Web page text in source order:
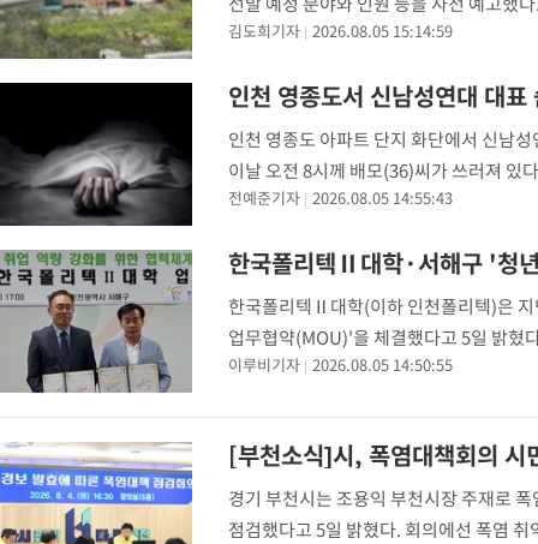
교 교사 1145명, 특수교사(유·초·중등)
김도희기자 2026.08.05 15:14:59
인천 영종도서 신남성연대 대표
인천 영종도 아파트 단지 화단에서 신남
이날 오전 8시께 배모(36)씨가 쓰러져 있
폐쇄회로(CC)TV 등을 토대로 범죄 혐의
전예준기자 2026.08.05 14:55:43
한국폴리텍Ⅱ대학·서해구 '청
한국폴리텍Ⅱ대학(이하 인천폴리텍)은
업무협약(MOU)'을 체결했다고 5일 밝혔
정을 지원하고, 지역사회를 이끌어갈 실
이루비기자 2026.08.05 14:50:55
[부천소식]시, 폭염대책회의 시
경기 부천시는 조용익 부천시장 주재로
점검했다고 5일 밝혔다. 회의에선 폭염